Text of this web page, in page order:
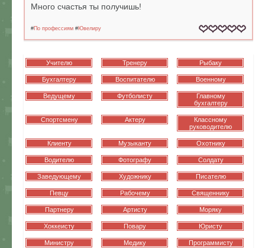
Много счастья ты получишь!
#По профессиям #Ювелиру
Учителю Тренеру Рыбаку
Бухгалтеру Воспитателю Военному
Ведущему Футболисту
Главному
бухгалтеру
Спортсмену Актеру
Классному
руководителю
Клиенту Музыканту Охотнику
Водителю Фотографу Солдату
Заведующему Художнику Писателю
Певцу Рабочему Священнику
Партнеру Артисту Моряку
Хоккеисту Повару Юристу
Министру Медику Программисту